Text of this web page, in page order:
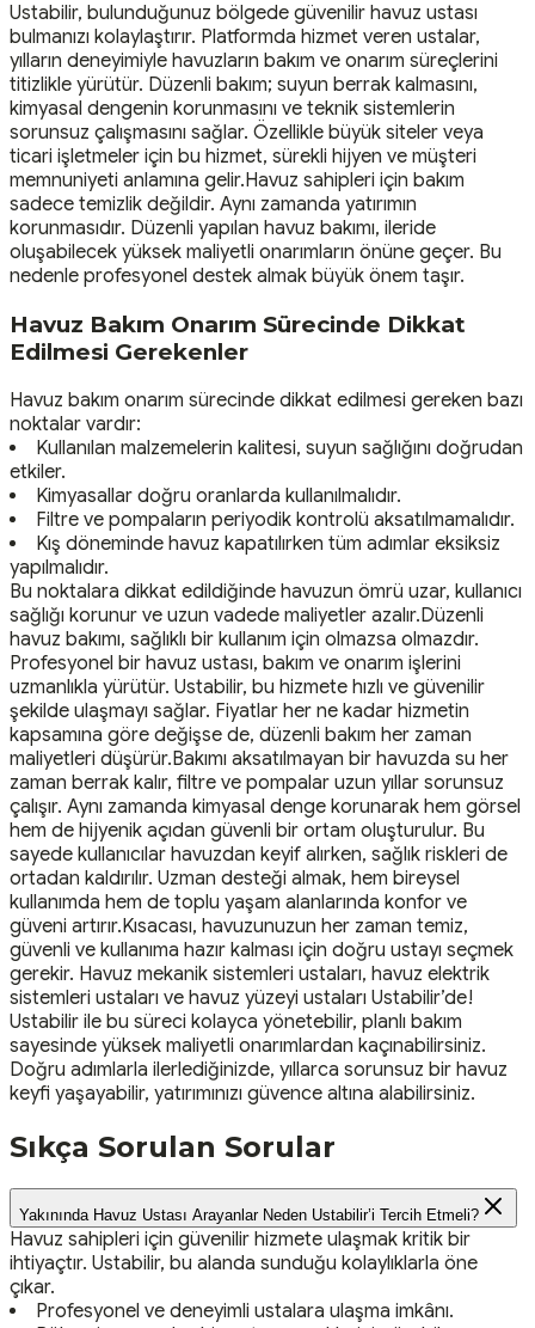
Ustabilir, bulunduğunuz bölgede güvenilir havuz ustası
bulmanızı kolaylaştırır. Platformda hizmet veren ustalar,
yılların deneyimiyle havuzların bakım ve onarım süreçlerini
titizlikle yürütür. Düzenli bakım; suyun berrak kalmasını,
kimyasal dengenin korunmasını ve teknik sistemlerin
sorunsuz çalışmasını sağlar. Özellikle büyük siteler veya
ticari işletmeler için bu hizmet, sürekli hijyen ve müşteri
memnuniyeti anlamına gelir.Havuz sahipleri için bakım
sadece temizlik değildir. Aynı zamanda yatırımın
korunmasıdır. Düzenli yapılan havuz bakımı, ileride
oluşabilecek yüksek maliyetli onarımların önüne geçer. Bu
nedenle profesyonel destek almak büyük önem taşır.
Havuz Bakım Onarım Sürecinde Dikkat
Edilmesi Gerekenler
Havuz bakım onarım sürecinde dikkat edilmesi gereken bazı
noktalar vardır:
Kullanılan malzemelerin kalitesi, suyun sağlığını doğrudan
etkiler.
Kimyasallar doğru oranlarda kullanılmalıdır.
Filtre ve pompaların periyodik kontrolü aksatılmamalıdır.
Kış döneminde havuz kapatılırken tüm adımlar eksiksiz
yapılmalıdır.
Bu noktalara dikkat edildiğinde havuzun ömrü uzar, kullanıcı
sağlığı korunur ve uzun vadede maliyetler azalır.Düzenli
havuz bakımı, sağlıklı bir kullanım için olmazsa olmazdır.
Profesyonel bir havuz ustası, bakım ve onarım işlerini
uzmanlıkla yürütür. Ustabilir, bu hizmete hızlı ve güvenilir
şekilde ulaşmayı sağlar. Fiyatlar her ne kadar hizmetin
kapsamına göre değişse de, düzenli bakım her zaman
maliyetleri düşürür.Bakımı aksatılmayan bir havuzda su her
zaman berrak kalır, filtre ve pompalar uzun yıllar sorunsuz
çalışır. Aynı zamanda kimyasal denge korunarak hem görsel
hem de hijyenik açıdan güvenli bir ortam oluşturulur. Bu
sayede kullanıcılar havuzdan keyif alırken, sağlık riskleri de
ortadan kaldırılır. Uzman desteği almak, hem bireysel
kullanımda hem de toplu yaşam alanlarında konfor ve
güveni artırır.Kısacası, havuzunuzun her zaman temiz,
güvenli ve kullanıma hazır kalması için doğru ustayı seçmek
gerekir. Havuz mekanik sistemleri ustaları, havuz elektrik
sistemleri ustaları ve havuz yüzeyi ustaları Ustabilir’de!
Ustabilir ile bu süreci kolayca yönetebilir, planlı bakım
sayesinde yüksek maliyetli onarımlardan kaçınabilirsiniz.
Doğru adımlarla ilerlediğinizde, yıllarca sorunsuz bir havuz
keyfi yaşayabilir, yatırımınızı güvence altına alabilirsiniz.
Sıkça Sorulan Sorular
Yakınında Havuz Ustası Arayanlar Neden Ustabilir’i Tercih Etmeli?
Havuz sahipleri için güvenilir hizmete ulaşmak kritik bir
ihtiyaçtır. Ustabilir, bu alanda sunduğu kolaylıklarla öne
çıkar.
Profesyonel ve deneyimli ustalara ulaşma imkânı.